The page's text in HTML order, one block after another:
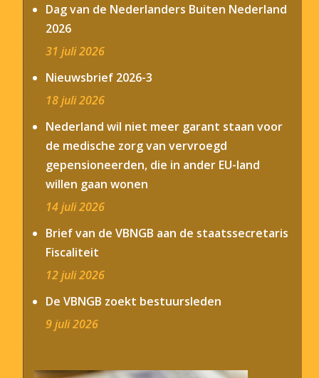
Dag van de Nederlanders Buiten Nederland
2026
31 juli 2026
Nieuwsbrief 2026-3
18 juli 2026
Nederland wil niet meer garant staan voor
de medische zorg van vervroegd
gepensioneerden, die in ander EU-land
willen gaan wonen
14 juli 2026
Brief van de VBNGB aan de staatssecretaris
Fiscaliteit
12 juli 2026
De VBNGB zoekt bestuursleden
9 juli 2026